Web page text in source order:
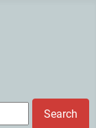
Search